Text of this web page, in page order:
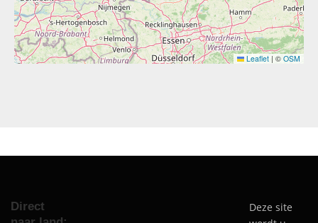
Leaflet | © OSM
Direct
Deze site